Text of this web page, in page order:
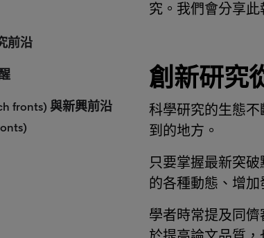
前沿
fronts) 與新興前沿
究。我們會分享
創新研究
科學研究的生態
到的地方。
只要掌握最新突
的各種動態、增
學者時常提及同